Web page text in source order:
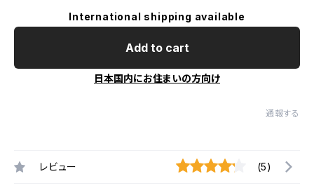
International shipping available
Add to cart
日本国内にお住まいの方向け
通報する
レビュー (5)